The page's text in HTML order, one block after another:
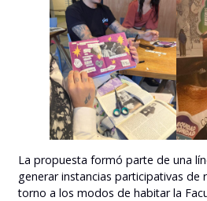
La propuesta formó parte de una
generar instancias participativas de
torno a los modos de habitar la